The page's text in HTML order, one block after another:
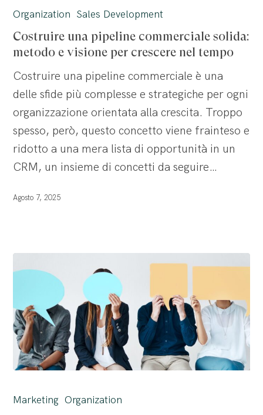
una
pipeline
commerciale
metodo
e
visione
per
crescere
nel
tempo
Organization Sales Development
Costruire una pipeline commerciale solida:
metodo e visione per crescere nel tempo
Costruire una pipeline commerciale è una
delle sfide più complesse e strategiche per ogni
organizzazione orientata alla crescita. Troppo
spesso, però, questo concetto viene frainteso e
ridotto a una mera lista di opportunità in un
CRM, un insieme di concetti da seguire…
Agosto 7, 2025
senza
Marketing Organization